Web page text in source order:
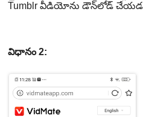
Tumblr వీడియోను డౌన్‌లోడ్ చేయడం
విధానం 2: